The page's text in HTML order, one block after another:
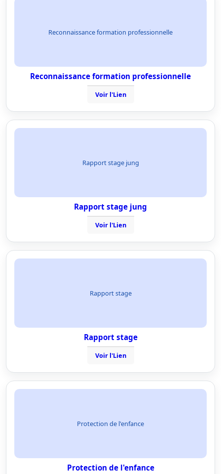
Reconnaissance formation professionnelle
Reconnaissance formation professionnelle
Voir l'Lien
Rapport stage jung
Rapport stage jung
Voir l'Lien
Rapport stage
Rapport stage
Voir l'Lien
Protection de l'enfance
Protection de l'enfance